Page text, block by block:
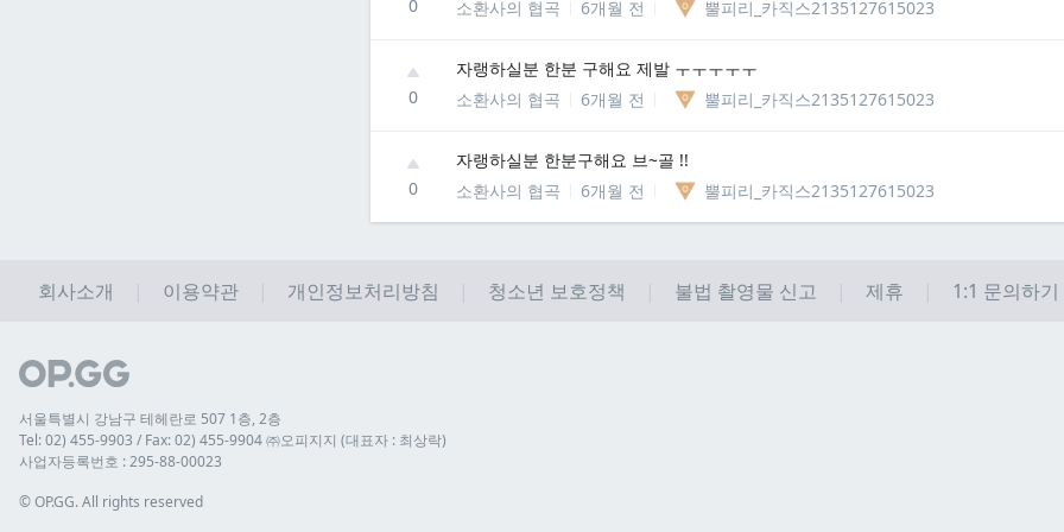
0 소환사의 협곡 6개월 전 뿔피리_카직스2135127615023
0
자랭하실분 한분 구해요 제발 ㅜㅜㅜㅜㅜ
소환사의 협곡
6개월 전 뿔피리_카직스2135127615023
0
자랭하실분 한분구해요 브~골 !!
소환사의 협곡
6개월 전 뿔피리_카직스2135127615023
회사소개 이용약관 개인정보처리방침 청소년 보호정책 불법 촬영물 신고 제휴 1:1 문의하기
서울특별시 강남구 테헤란로 507 1층, 2층
Tel: 02) 455-9903 / Fax: 02) 455-9904 ㈜오피지지 (대표자 : 최상락)
사업자등록번호 : 295-88-00023
© OP.GG. All rights reserved